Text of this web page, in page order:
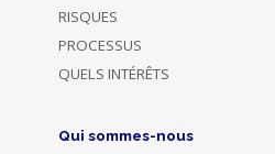
RISQUES
PROCESSUS
QUELS INTÉRÊTS
Qui sommes-nous